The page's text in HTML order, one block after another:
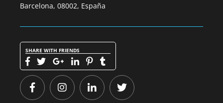
Barcelona, 08002, España
SHARE WITH FRIENDS